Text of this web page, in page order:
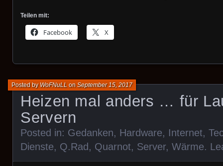
Teilen mit:
Facebook X
Heizen mal anders … für
Servern
Posted byWoFNuLL onSeptember 15, 2017
Posted in: Gedanken, Hardware, Internet,
Dienste, Q.Rad , Quarnot, Server, Wärme.